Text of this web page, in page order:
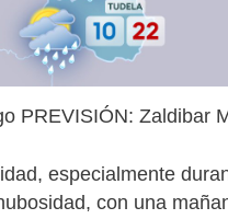
PREVISIÓN: Zaldibar
especialmente
con una